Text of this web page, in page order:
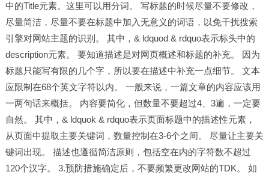
中的Title元素。这里可以用分词。 写标题的时候尽量不要修改，
尽量简洁，尽量不要在标题中加入无意义的词语，以免干扰搜索
引擎对网站主题的识别。 其中，& ldquod & rdquo表示标头中的
description元素。 要知道描述是对网页概述和标题的补充。 因为
标题只能写有限的几个字，所以要在描述中补充一点细节。 文本
应限制在68个英文字符以内。 一般来说，一篇文章的内容应该用
一两句话来概括。 内容要简化，但数量不要超过4、3遍，一定要
自然。 其中，& ldquok & rdquo表示页面标题中的描述性元素，
从页面中提取主要关键词，数量控制在3-6个之间。 尽量让主要关
键词出现。 描述也遵循简洁原则，包括空在内的字符数不超过
120个汉字。 3.预防措施确定后，不要频繁更改网站的TDK。 如